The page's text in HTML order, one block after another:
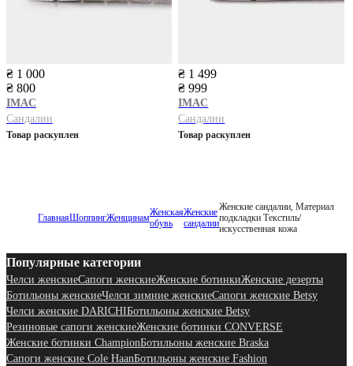
₴ 1 000
₴ 800
IMAC
Сандалии
Товар раскуплен
₴ 1 499
₴ 999
IMAC
Сандалии
Товар раскуплен
ГлавнаяШоппингЖенщинамЖенская
обувь
Женские
сандалии
Женские сандалии, Материал
подкладки Текстиль/
искусственная кожа
Популярные категории
Челси женскиеСапоги женскиеЖенские ботинкиЖенские дезерты
Ботильоны женскиеЧелси зимние женскиеСапоги женские Betsy
Челси женские DARICHIБотильоны женские Betsy
Резиновые сапоги женскиеЖенские ботинки CONVERSE
Женские ботинки ChampionБотильоны женские Braska
Сапоги женские Cole HaanБотильоны женские Fashion